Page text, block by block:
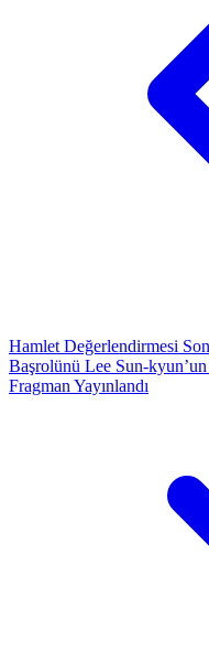
Hamlet Değerlendirmesi
Başrolünü Lee Sun-
Fragman Yayınlandı